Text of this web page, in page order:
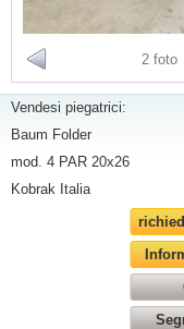
2 foto
Vendesi piegatrici:
Baum Folder
mod. 4 PAR 20x26
Kobrak Italia